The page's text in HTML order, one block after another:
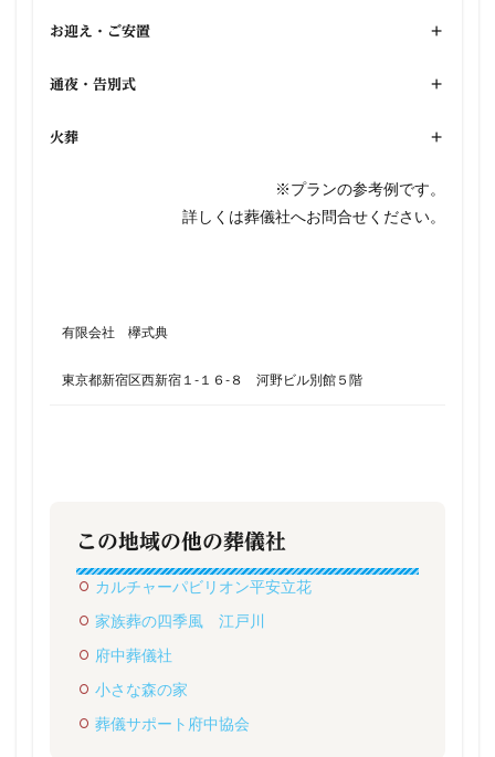
お迎え・ご安置 +
通夜・告別式 +
火葬 +
※プランの参考例です。
詳しくは葬儀社へお問合せください。
有限会社 欅式典
東京都新宿区西新宿１-１６-８ 河野ビル別館５階
この地域の他の葬儀社
カルチャーパビリオン平安立花
家族葬の四季風 江戸川
府中葬儀社
小さな森の家
葬儀サポート府中協会